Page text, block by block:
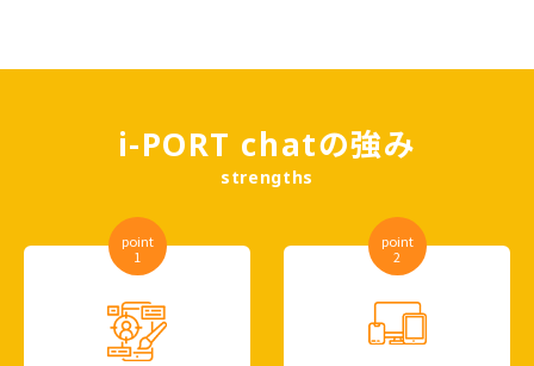
i-PORT chatの強み
strengths
point
1
point
2